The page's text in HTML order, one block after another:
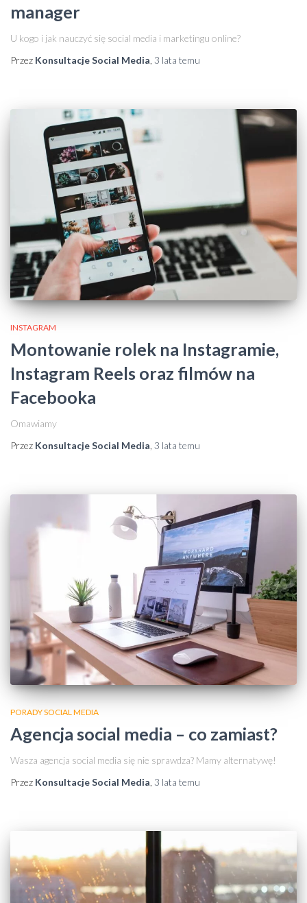
manager
U kogo i jak nauczyć się social media i marketingu online?
Przez Konsultacje Social Media 3 lata temu
INSTAGRAM
Montowanie rolek na Instagramie,
Instagram Reels oraz filmów na
Facebooka
Omawiamy
Przez Konsultacje Social Media 3 lata temu
PORADY SOCIAL MEDIA
Agencja social media – co zamiast?
Wasza agencja social media się nie sprawdza? Mamy alternatywę!
Przez Konsultacje Social Media 3 lata temu